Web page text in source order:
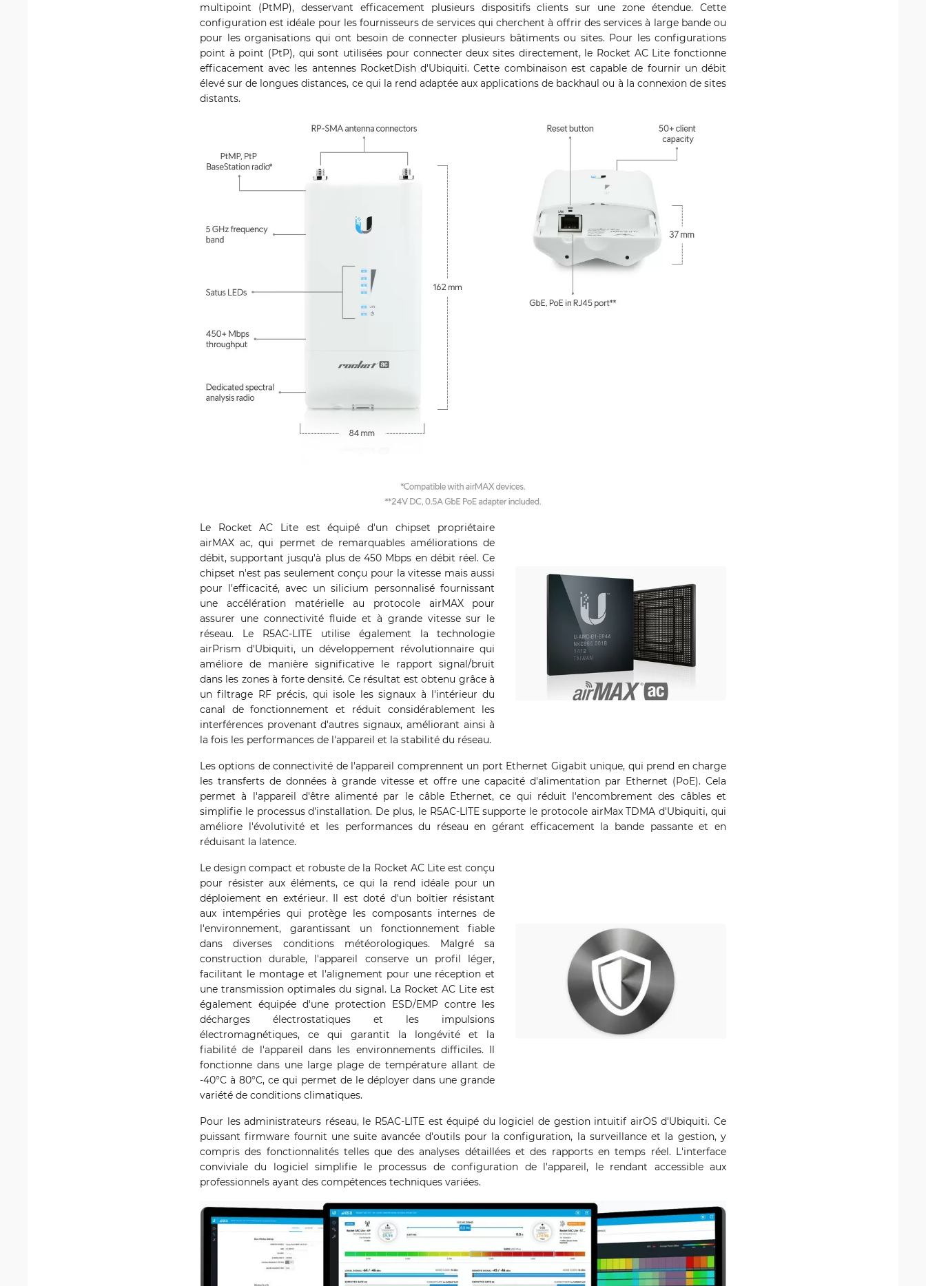
multipoint (PtMP), desservant efficacement plusieurs dispositifs clients sur une zone étendue. Cette
configuration est idéale pour les fournisseurs de services qui cherchent à offrir des services à large bande ou
pour les organisations qui ont besoin de connecter plusieurs bâtiments ou sites. Pour les configurations
point à point (PtP), qui sont utilisées pour connecter deux sites directement, le Rocket AC Lite fonctionne
efficacement avec les antennes RocketDish d'Ubiquiti. Cette combinaison est capable de fournir un débit
élevé sur de longues distances, ce qui la rend adaptée aux applications de backhaul ou à la connexion de sites
distants.
Le Rocket AC Lite est équipé d'un chipset propriétaire
airMAX ac, qui permet de remarquables améliorations de
débit, supportant jusqu'à plus de 450 Mbps en débit réel. Ce
chipset n'est pas seulement conçu pour la vitesse mais aussi
pour l'efficacité, avec un silicium personnalisé fournissant
une accélération matérielle au protocole airMAX pour
assurer une connectivité fluide et à grande vitesse sur le
réseau. Le R5AC-LITE utilise également la technologie
airPrism d'Ubiquiti, un développement révolutionnaire qui
améliore de manière significative le rapport signal/bruit
dans les zones à forte densité. Ce résultat est obtenu grâce à
un filtrage RF précis, qui isole les signaux à l'intérieur du
canal de fonctionnement et réduit considérablement les
interférences provenant d'autres signaux, améliorant ainsi à
la fois les performances de l'appareil et la stabilité du réseau.
Les options de connectivité de l'appareil comprennent un port Ethernet Gigabit unique, qui prend en charge
les transferts de données à grande vitesse et offre une capacité d'alimentation par Ethernet (PoE). Cela
permet à l'appareil d'être alimenté par le câble Ethernet, ce qui réduit l'encombrement des câbles et
simplifie le processus d'installation. De plus, le R5AC-LITE supporte le protocole airMax TDMA d'Ubiquiti, qui
améliore l'évolutivité et les performances du réseau en gérant efficacement la bande passante et en
réduisant la latence.
Le design compact et robuste de la Rocket AC Lite est conçu
pour résister aux éléments, ce qui la rend idéale pour un
déploiement en extérieur. Il est doté d'un boîtier résistant
aux intempéries qui protège les composants internes de
l'environnement, garantissant un fonctionnement fiable
dans diverses conditions météorologiques. Malgré sa
construction durable, l'appareil conserve un profil léger,
facilitant le montage et l'alignement pour une réception et
une transmission optimales du signal. La Rocket AC Lite est
également équipée d'une protection ESD/EMP contre les
décharges électrostatiques et les impulsions
électromagnétiques, ce qui garantit la longévité et la
fiabilité de l'appareil dans les environnements difficiles. Il
fonctionne dans une large plage de température allant de
-40°C à 80°C, ce qui permet de le déployer dans une grande
variété de conditions climatiques.
Pour les administrateurs réseau, le R5AC-LITE est équipé du logiciel de gestion intuitif airOS d'Ubiquiti. Ce
puissant firmware fournit une suite avancée d'outils pour la configuration, la surveillance et la gestion, y
compris des fonctionnalités telles que des analyses détaillées et des rapports en temps réel. L'interface
conviviale du logiciel simplifie le processus de configuration de l'appareil, le rendant accessible aux
professionnels ayant des compétences techniques variées.